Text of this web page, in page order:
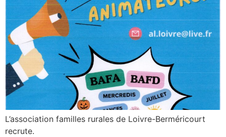
L’association familles rurales de Loivre-Berméricourt
recrute.